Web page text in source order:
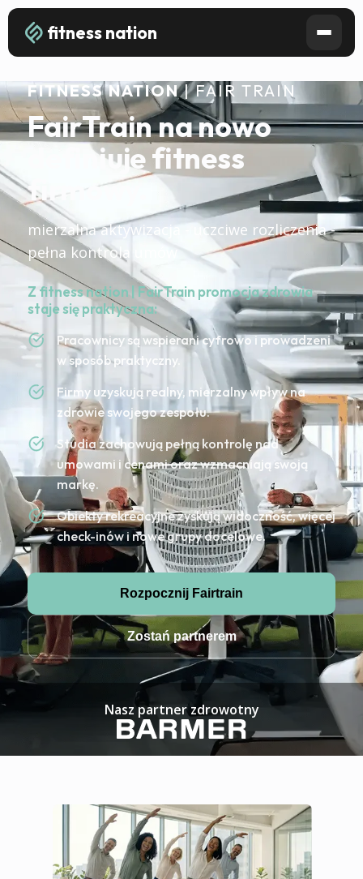
fitness nation
FITNESS NATION| FAIR TRAIN
FairTrain na nowo
definiuje fitness
firmowy.
mierzalna aktywizacja - uczciwe rozliczenia -
pełna kontrola umów
Z fitness nation | FairTrain promocja zdrowia
staje się praktyczna:
Pracownicy są wspierani cyfrowo i prowadzeni
w sposób praktyczny.
Firmy uzyskują realny, mierzalny wpływ na
zdrowie swojego zespołu.
Studia zachowują pełną kontrolę nad
umowami i cenami oraz wzmacniają swoją
markę.
Obiekty rekreacyjne zyskują widoczność, więcej
check-inów i nowe grupy docelowe.
Rozpocznij Fairtrain
Zostań partnerem
Nasz partner zdrowotny